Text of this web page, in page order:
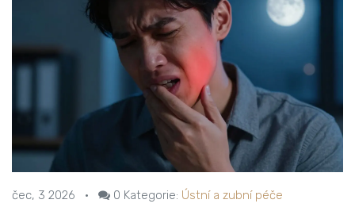
čec, 3 2026 • 0 Kategorie: Ústní a zubní péče